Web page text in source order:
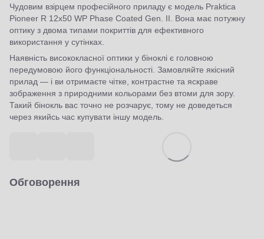
Чудовим взірцем професійного приладу є модель Praktica
Pioneer R 12x50 WP Phase Coated Gen. II. Вона має потужну
оптику з двома типами покриттів для ефективного
використання у сутінках.
Наявність висококласної оптики у біноклі є головною
передумовою його функціональності. Замовляйте якісний
прилад — і ви отримаєте чітке, контрастне та яскраве
зображення з природними кольорами без втоми для зору.
Такий бінокль вас точно не розчарує, тому не доведеться
через якийсь час купувати іншу модель.
Обговорення